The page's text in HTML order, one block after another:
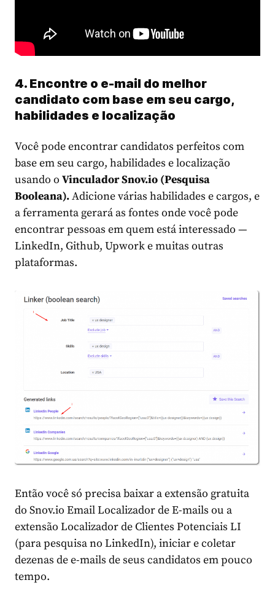
4. Encontre o e-mail do melhor
candidato com base em seu cargo,
habilidades e localização
Você pode encontrar candidatos perfeitos com
base em seu cargo, habilidades e localização
usando o VinculadorSnov.io (Pesquisa
Booleana).Adicione várias habilidades e cargos, e
a ferramenta gerará as fontes onde você pode
encontrar pessoas em quem está interessado —
LinkedIn, Github, Upwork e muitas outras
plataformas.
Então você só precisa baixar a extensão gratuita
do Snov.io Email Localizador de E-mails ou a
extensão Localizador de Clientes Potenciais LI
(para pesquisa no LinkedIn), iniciar e coletar
dezenas de e-mails de seus candidatos em pouco
tempo.